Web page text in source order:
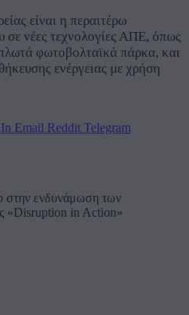
είναι η περαιτέρω
σε νέες τεχνολογίες ΑΠΕ, όπως
φωτοβολταϊκά πάρκα, και
ενέργειας με χρήση
Email Reddit Telegram
στην ενδυνάμωση των
«Disruption in Action»